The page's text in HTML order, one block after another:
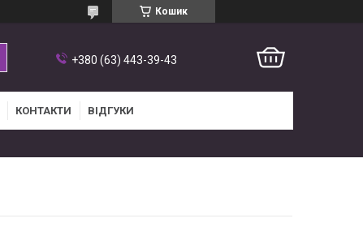
Кошик
+380 (63) 443-39-43
КОНТАКТИ ВІДГУКИ